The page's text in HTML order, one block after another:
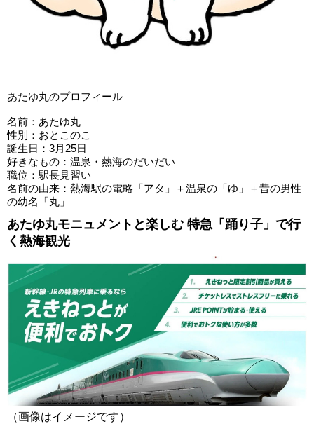
あたゆ丸のプロフィール
名前：あたゆ丸
性別：おとこのこ
誕生日：3月25日
好きなもの：温泉・熱海のだいだい
職位：駅長見習い
名前の由来：熱海駅の電略「アタ」＋温泉の「ゆ」＋昔の男性
の幼名「丸」
あたゆ丸モニュメントと楽しむ 特急「踊り子」で行
く熱海観光
（画像はイメージです）